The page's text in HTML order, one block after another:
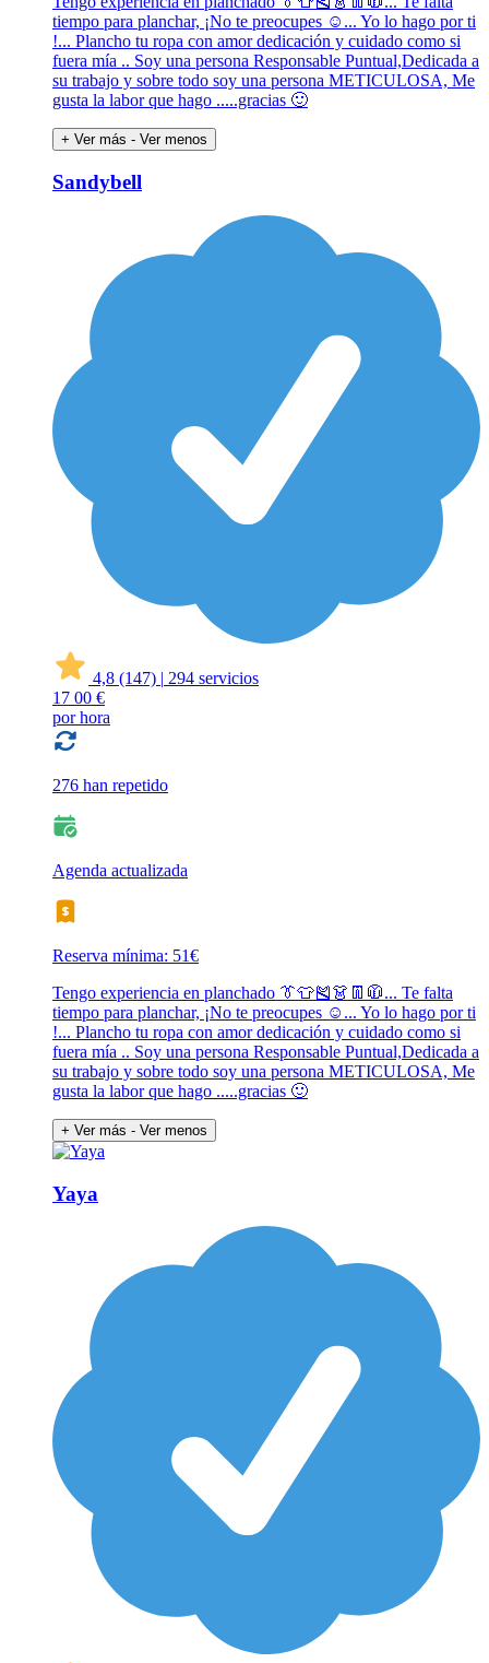
tiempo para planchar, ¡No te preocupes ☺️... Yo lo hago por ti
!... Plancho tu ropa con amor dedicación y cuidado como si
fuera mía .. Soy una persona Responsable Puntual,Dedicada a
su trabajo y sobre todo soy una persona METICULOSA, Me
gusta la labor que hago .....gracias 🙂
+ Ver más - Ver menos
Sandybell
4,8 (147) | 294 servicios
17 00 €
por hora
276 han repetido
Agenda actualizada
Reserva mínima: 51€
Tengo experiencia en planchado 👔👕🎽👗👖🧥... Te falta
tiempo para planchar, ¡No te preocupes ☺️... Yo lo hago por ti
!... Plancho tu ropa con amor dedicación y cuidado como si
fuera mía .. Soy una persona Responsable Puntual,Dedicada a
su trabajo y sobre todo soy una persona METICULOSA, Me
gusta la labor que hago .....gracias 🙂
+ Ver más - Ver menos
Yaya